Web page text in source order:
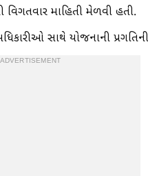
માહિતી મેળવી હતી.
સાથે યોજનાની પ્રગતિની
ADVERTISEMENT